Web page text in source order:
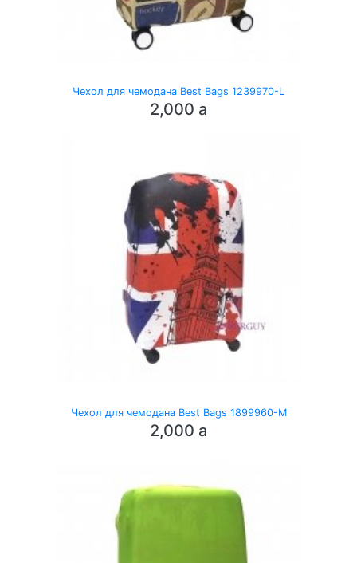
Чехол для чемодана Best Bags 1239970-L
2,000 a
Чехол для чемодана Best Bags 1899960-M
2,000 a